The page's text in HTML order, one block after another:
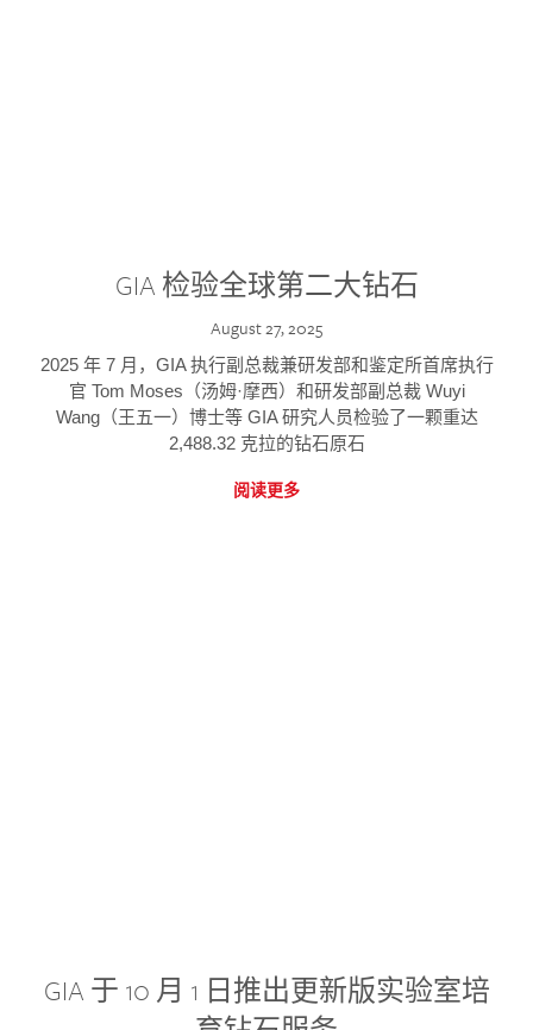
GIA 检验全球第二大钻石
August 27, 2025
2025 年 7 月，GIA 执行副总裁兼研发部和鉴定所首席执行
官 Tom Moses（汤姆·摩西）和研发部副总裁 Wuyi
Wang（王五一）博士等 GIA 研究人员检验了一颗重达
2,488.32 克拉的钻石原石
阅读更多
GIA 于 10 月 1 日推出更新版实验室培